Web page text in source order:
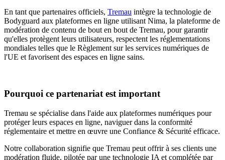
En tant que partenaires officiels, Tremau intègre la technologie de
Bodyguard aux plateformes en ligne utilisant Nima, la plateforme de
modération de contenu de bout en bout de Tremau, pour garantir
qu'elles protègent leurs utilisateurs, respectent les réglementations
mondiales telles que le Règlement sur les services numériques de
l'UE et favorisent des espaces en ligne sains.
Pourquoi ce partenariat est important
Tremau se spécialise dans l'aide aux plateformes numériques pour
protéger leurs espaces en ligne, naviguer dans la conformité
réglementaire et mettre en œuvre une Confiance & Sécurité efficace.
Notre collaboration signifie que Tremau peut offrir à ses clients une
modération fluide, pilotée par une technologie IA et complétée par